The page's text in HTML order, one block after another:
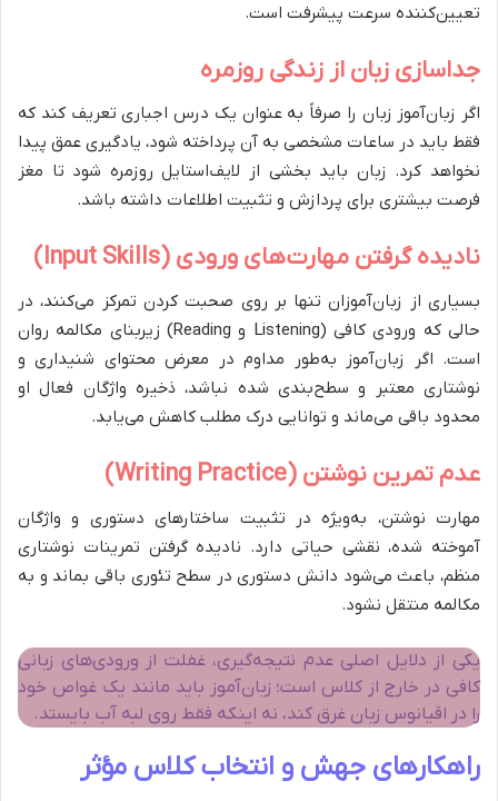
تعیین‌کننده سرعت پیشرفت است.
جداسازی زبان از زندگی روزمره
اگر زبان‌آموز زبان را صرفاً به عنوان یک درس اجباری تعریف کند که
فقط باید در ساعات مشخصی به آن پرداخته شود، یادگیری عمق پیدا
نخواهد کرد. زبان باید بخشی از لایف‌استایل روزمره شود تا مغز
فرصت بیشتری برای پردازش و تثبیت اطلاعات داشته باشد.
نادیده گرفتن مهارت‌های ورودی (Input Skills)
بسیاری از زبان‌آموزان تنها بر روی صحبت کردن تمرکز می‌کنند، در
حالی که ورودی کافی (Listening و Reading) زیربنای مکالمه روان
است. اگر زبان‌آموز به‌طور مداوم در معرض محتوای شنیداری و
نوشتاری معتبر و سطح‌بندی شده نباشد، ذخیره واژگان فعال او
محدود باقی می‌ماند و توانایی درک مطلب کاهش می‌یابد.
عدم تمرین نوشتن (Writing Practice)
مهارت نوشتن، به‌ویژه در تثبیت ساختارهای دستوری و واژگان
آموخته شده، نقشی حیاتی دارد. نادیده گرفتن تمرینات نوشتاری
منظم، باعث می‌شود دانش دستوری در سطح تئوری باقی بماند و به
مکالمه منتقل نشود.
یکی از دلایل اصلی عدم نتیجه‌گیری، غفلت از ورودی‌های زبانی
کافی در خارج از کلاس است؛ زبان‌آموز باید مانند یک غواص خود
را در اقیانوس زبان غرق کند، نه اینکه فقط روی لبه آب بایستد.
راهکارهای جهش و انتخاب کلاس مؤثر